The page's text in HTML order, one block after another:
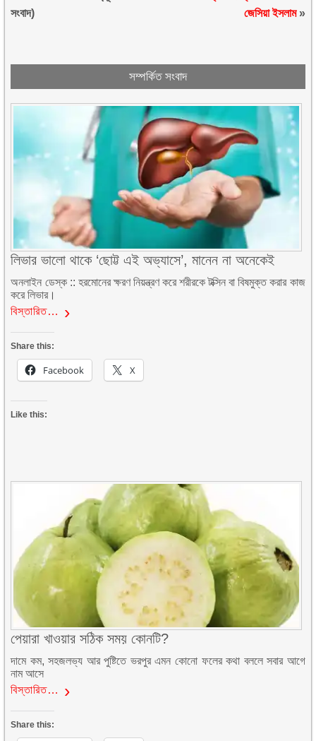
সংবাদ)
জেসিয়া ইসলাম»
সম্পর্কিত সংবাদ
লিভার ভালো থাকে ‘ছোট্ট এই অভ্যাসে’, মানেন না অনেকেই
অনলাইন ডেস্ক :: হরমোনের ক্ষরণ নিয়ন্ত্রণ করে শরীরকে টক্সিন বা বিষমুক্ত করার কাজ
করে লিভার।
বিস্তারিত…
Share this:
Facebook X
Like this:
পেয়ারা খাওয়ার সঠিক সময় কোনটি?
দামে কম, সহজলভ্য আর পুষ্টিতে ভরপুর এমন কোনো ফলের কথা বললে সবার আগে
নাম আসে
বিস্তারিত…
Share this: